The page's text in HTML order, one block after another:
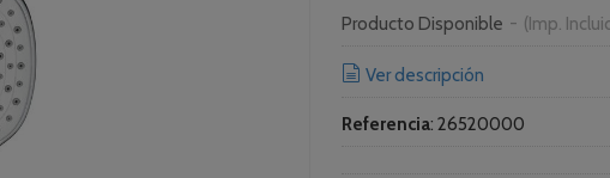
Producto Disponible - (Imp.
Ver descripción
Referencia: 26520000